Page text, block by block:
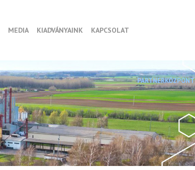
MEDIA KIADVÁNYAINK KAPCSOLAT
PARTNERKÖZPONT